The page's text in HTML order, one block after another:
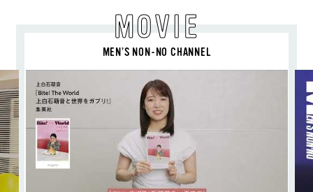
MOVIE
MEN’S NON-NO CHANNEL